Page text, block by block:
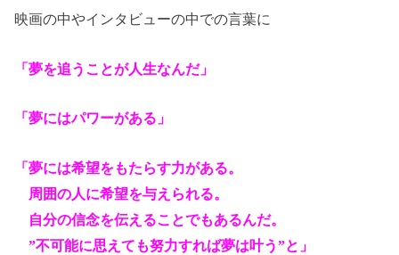
映画の中やインタビューの中での言葉に
「夢を追うことが人生なんだ」
「夢にはパワーがある」
「夢には希望をもたらす力がある。
周囲の人に希望を与えられる。
自分の信念を伝えることでもあるんだ。
”不可能に思えても努力すれば夢は叶う”と」